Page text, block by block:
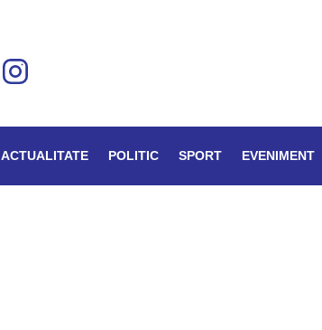
ACTUALITATE POLITIC SPORT EVENIMENT